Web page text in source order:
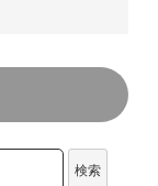
検索